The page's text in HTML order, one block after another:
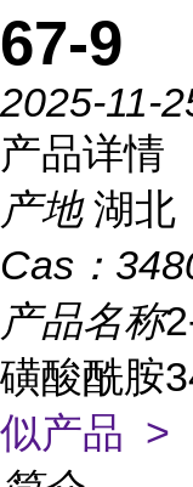
67-9
2025-11-
产品详情
产地 湖北
Cas：
产品名称
磺酸酰胺
似产品 >